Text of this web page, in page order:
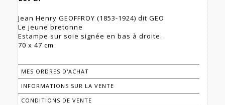
Jean Henry GEOFFROY (1853-1924) dit GEO
Le jeune bretonne
Estampe sur soie signée en bas à droite.
70 x 47 cm
MES ORDRES D'ACHAT
INFORMATIONS SUR LA VENTE
CONDITIONS DE VENTE